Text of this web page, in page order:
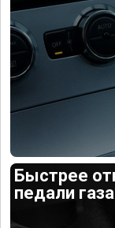
Быстрее
педали